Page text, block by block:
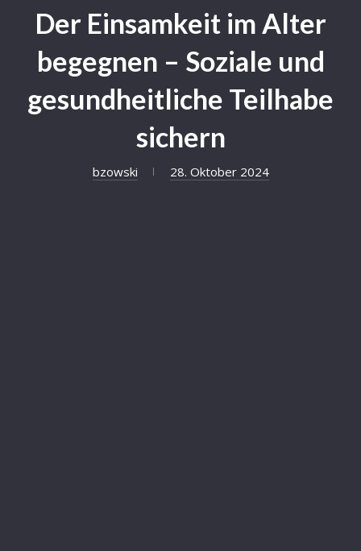
Der Einsamkeit im Alter
begegnen – Soziale und
gesundheitliche Teilhabe
sichern
bzowski 28. Oktober 2024